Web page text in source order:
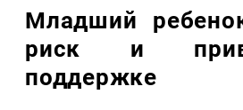
Младший
риск и
поддержке